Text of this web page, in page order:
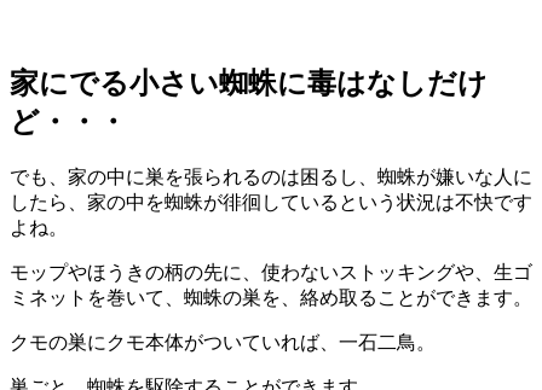
家にでる小さい蜘蛛に毒はなしだけ
ど・・・
でも、家の中に巣を張られるのは困るし、蜘蛛が嫌いな人に
したら、家の中を蜘蛛が徘徊しているという状況は不快です
よね。
モップやほうきの柄の先に、使わないストッキングや、生ゴ
ミネットを巻いて、蜘蛛の巣を、絡め取ることができます。
クモの巣にクモ本体がついていれば、一石二鳥。